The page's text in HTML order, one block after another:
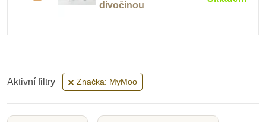
divočinou
Aktivní filtry Značka: MyMoo